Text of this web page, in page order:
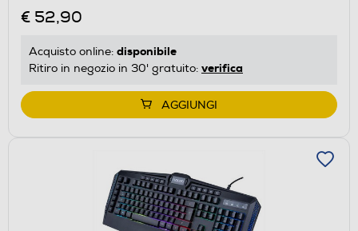
€ 52,90
Acquisto online: disponibile
Ritiro in negozio in 30' gratuito: verifica
AGGIUNGI